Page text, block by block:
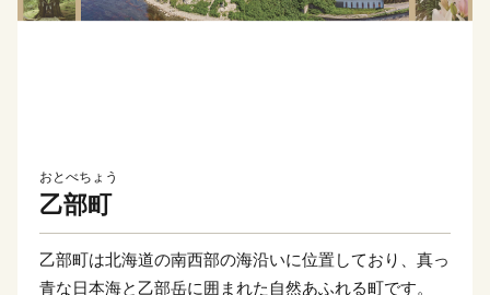
おとべちょう
乙部町
乙部町は北海道の南西部の海沿いに位置しており、真っ
青な日本海と乙部岳に囲まれた自然あふれる町です。